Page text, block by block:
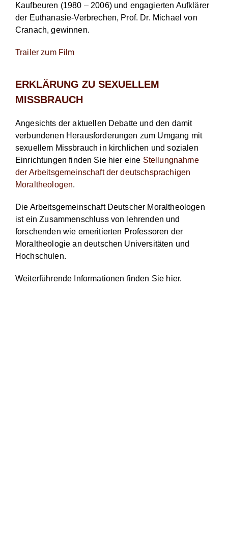
Kaufbeuren (1980 – 2006) und engagierten Aufklärer
der Euthanasie-Verbrechen, Prof. Dr. Michael von
Cranach, gewinnen.
Trailer zum Film
ERKLÄRUNG ZU SEXUELLEM
MISSBRAUCH
Angesichts der aktuellen Debatte und den damit
verbundenen Herausforderungen zum Umgang mit
sexuellem Missbrauch in kirchlichen und sozialen
Einrichtungen finden Sie hier eine Stellungnahme
der Arbeitsgemeinschaft der deutschsprachigen
Moraltheologen.
Die Arbeitsgemeinschaft Deutscher Moraltheologen
ist ein Zusammenschluss von lehrenden und
forschenden wie emeritierten Professoren der
Moraltheologie an deutschen Universitäten und
Hochschulen.
Weiterführende Informationen finden Sie hier.